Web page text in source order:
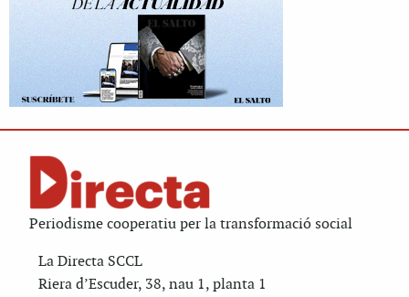
Periodisme cooperatiu per la transformació social
La Directa SCCL
Riera d’Escuder, 38, nau 1, planta 1